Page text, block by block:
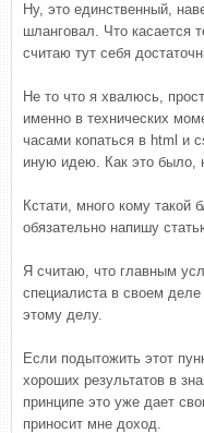
Ну, это единственный,
шланговал. Что касается
считаю тут себя
Не то что я хвалюсь,
именно в технических
часами копаться в html и
иную идею. Как это было,
Кстати, много кому такой
обязательно напишу
Я считаю, что главным
специалиста в своем
этому делу.
Если подытожить этот
хороших результатов в
принципе это уже дает
приносит мне доход.